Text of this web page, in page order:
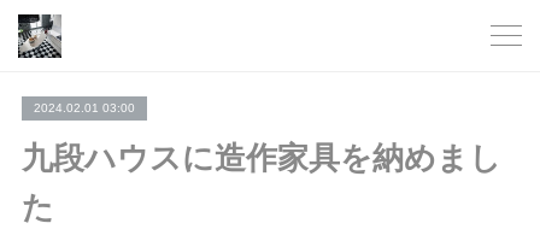
2024.02.01 03:00
九段ハウスに造作家具を納めまし
た